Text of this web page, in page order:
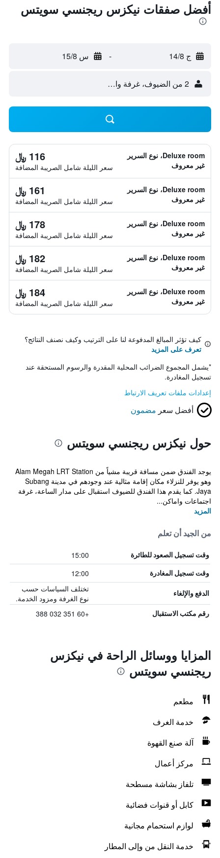
أفضل صفقات نيكزس ريجنسي سويتس
ج 14/8 - س 15/8
2 من الضيوف، غرفة واحدة
Deluxe room، نوع السرير
غير معروف
116 ﷼
سعر الليلة شامل الصريبة المضافة
Deluxe room، نوع السرير
غير معروف
161 ﷼
سعر الليلة شامل الصريبة المضافة
Deluxe room، نوع السرير
غير معروف
178 ﷼
سعر الليلة شامل الصريبة المضافة
Deluxe room، نوع السرير
غير معروف
182 ﷼
سعر الليلة شامل الصريبة المضافة
Deluxe room، نوع السرير
غير معروف
184 ﷼
سعر الليلة شامل الصريبة المضافة
كيف تؤثر المبالغ المدفوعة لنا على الترتيب وكيف نصنف النتائج؟
تعرف على المزيد
*يشمل المجموع الضرائب المحلية المقدرة والرسوم المستحقة عند
تسجيل المغادرة.
إعدادات ملفات تعريف الارتباط
أفضل سعر مضمون
حول نيكزس ريجنسي سويتس
يوجد الفندق ضمن مسافة قريبة مشياً من Alam Megah LRT Station
وهو يوفر للنزلاء مكان إقامة مثالية عند وجودهم في مدينة Subang
Jaya. كما يقدم هذا الفندق للضيوف استقبال على مدار الساعة، غرفة
اجتماعات واماكن...
المزيد
من الجيد أن تعلم
وقت تسجيل الصعود للطائرة 15:00
وقت تسجيل المغادرة 12:00
الدفع والإلغاء
تختلف السياسات حسب
نوع الغرفة ومزود الخدمة.
رقم مكتب الاستقبال +60 351 032 388
المزايا ووسائل الراحة في نيكزس
ريجنسي سويتس
مطعم
خدمة الغرف
آلة صنع القهوة
مركز أعمال
تلفاز بشاشة مسطحة
كابل أو قنوات فضائية
لوازم استحمام مجانية
خدمة النقل من وإلى المطار